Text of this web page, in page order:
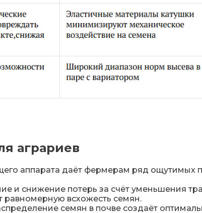
аграриев
аппарата даёт фермерам ряд ощутимых
и снижение потерь за счёт уменьшения
равномерную всхожесть семян.
семян в почве создаёт